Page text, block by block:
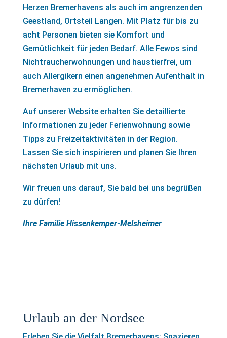
Herzen Bremerhavens als auch im angrenzenden
Geestland, Ortsteil Langen. Mit Platz für bis zu
acht Personen bieten sie Komfort und
Gemütlichkeit für jeden Bedarf. Alle Fewos sind
Nichtraucherwohnungen und haustierfrei, um
auch Allergikern einen angenehmen Aufenthalt in
Bremerhaven zu ermöglichen.
Auf unserer Website erhalten Sie detaillierte
Informationen zu jeder Ferienwohnung sowie
Tipps zu Freizeitaktivitäten in der Region.
Lassen Sie sich inspirieren und planen Sie Ihren
nächsten Urlaub mit uns.
Wir freuen uns darauf, Sie bald bei uns begrüßen
zu dürfen!
Ihre Familie Hissenkemper-Melsheimer
Urlaub an der Nordsee